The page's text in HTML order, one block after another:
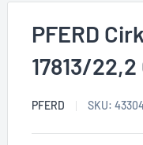
PFERD
17813/22,2
PFERD SKU: